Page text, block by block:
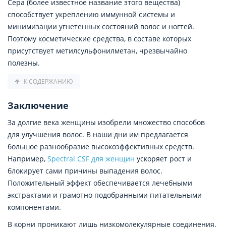
Сера (более известное название этого вещества)
способствует укреплению иммунной системы и
минимизации угнетенных состояний волос и ногтей.
Поэтому косметические средства, в составе которых
присутствует метилсульфонилметан, чрезвычайно
полезны.
К СОДЕРЖАНИЮ
Заключение
За долгие века женщины изобрели множество способов
для улучшения волос. В наши дни им предлагается
большое разнообразие высокоэффективных средств.
Например, Spectral CSF для женщин ускоряет рост и
блокирует сами причины выпадения волос.
Положительный эффект обеспечивается лечебными
экстрактами и грамотно подобранными питательными
компонентами.
В корни проникают лишь низкомолекулярные соединения.